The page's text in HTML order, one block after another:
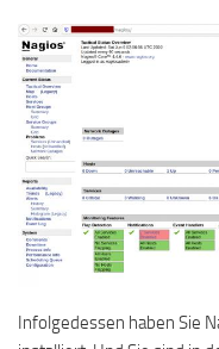
Infolgedessen haben Sie